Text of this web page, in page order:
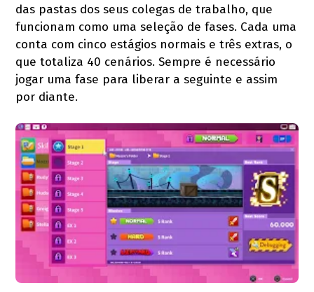
das pastas dos seus colegas de trabalho, que
funcionam como uma seleção de fases. Cada uma
conta com cinco estágios normais e três extras, o
que totaliza 40 cenários. Sempre é necessário
jogar uma fase para liberar a seguinte e assim
por diante.